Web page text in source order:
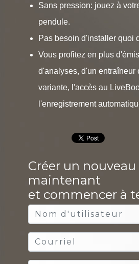
Sans pression: jouez à
pendule.
Pas besoin d'installer quoi
Vous profitez en plus
d'analyses, d'un entraîneur
variante, l'accès au
l'enregistrement
Créer un
maintenant
et commencer à